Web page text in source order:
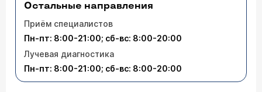
Остальные направления
Приём специалистов
Пн-пт: 8:00-21:00; сб-вс: 8:00-20:00
Лучевая диагностика
Пн-пт: 8:00-21:00; сб-вс: 8:00-20:00